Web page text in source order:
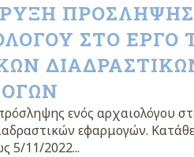
ΠΡΟΣΛΗΨΗΣ
ΣΤΟ ΕΡΓΟ
ενός αρχαιολόγου
εφαρμογών.
5/11/2022...